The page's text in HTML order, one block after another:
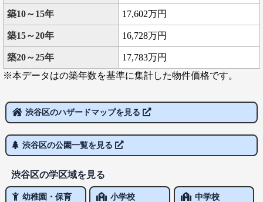
築10～15年 17,602万円
築15～20年 16,728万円
築20～25年
17,783万円
※本データはの築年数を基準に集計した物件価格です。
渋谷区のハザードマップを見る
渋谷区の公園一覧を見る
渋谷区の学区域を見る
幼稚園・保育
小学校 中学校